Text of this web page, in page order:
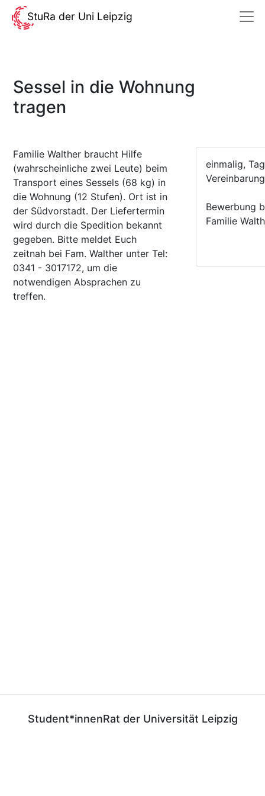
StuRa der Uni Leipzig
Sessel in die Wohnung
tragen
Familie Walther braucht Hilfe
(wahrscheinliche zwei Leute) beim
Transport eines Sessels (68 kg) in
die Wohnung (12 Stufen). Ort ist in
der Südvorstadt. Der Liefertermin
wird durch die Spedition bekannt
gegeben. Bitte meldet Euch
zeitnah bei Fam. Walther unter Tel:
0341 - 3017172, um die
notwendigen Absprachen zu
treffen.
einmalig,
Vereinbarung
Bewerbung
Familie
Student*innenRat der Universität Leipzig